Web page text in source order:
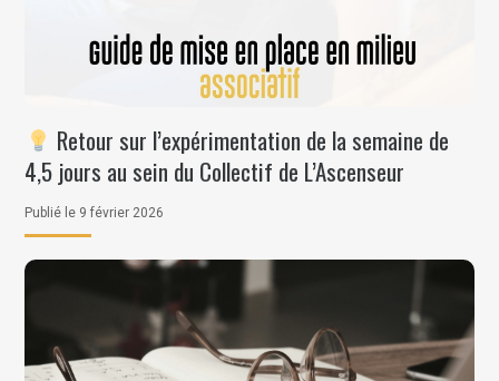
Retour sur l’expérimentation de la semaine de
4,5 jours au sein du Collectif de L’Ascenseur
Publié le 9 février 2026